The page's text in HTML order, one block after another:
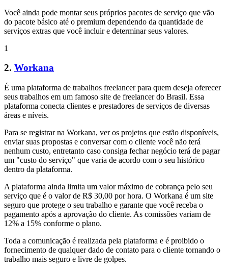
Você ainda pode montar seus próprios pacotes de serviço que vão
do pacote básico até o premium dependendo da quantidade de
serviços extras que você incluir e determinar seus valores.
1
2. Workana
É uma plataforma de trabalhos freelancer para quem deseja oferecer
seus trabalhos em um famoso site de freelancer do Brasil. Essa
plataforma conecta clientes e prestadores de serviços de diversas
áreas e níveis.
Para se registrar na Workana, ver os projetos que estão disponíveis,
enviar suas propostas e conversar com o cliente você não terá
nenhum custo, entretanto caso consiga fechar negócio terá de pagar
um "custo do serviço" que varia de acordo com o seu histórico
dentro da plataforma.
A plataforma ainda limita um valor máximo de cobrança pelo seu
serviço que é o valor de R$ 30,00 por hora. O Workana é um site
seguro que protege o seu trabalho e garante que você receba o
pagamento após a aprovação do cliente. As comissões variam de
12% a 15% conforme o plano.
Toda a comunicação é realizada pela plataforma e é proibido o
fornecimento de qualquer dado de contato para o cliente tornando o
trabalho mais seguro e livre de golpes.